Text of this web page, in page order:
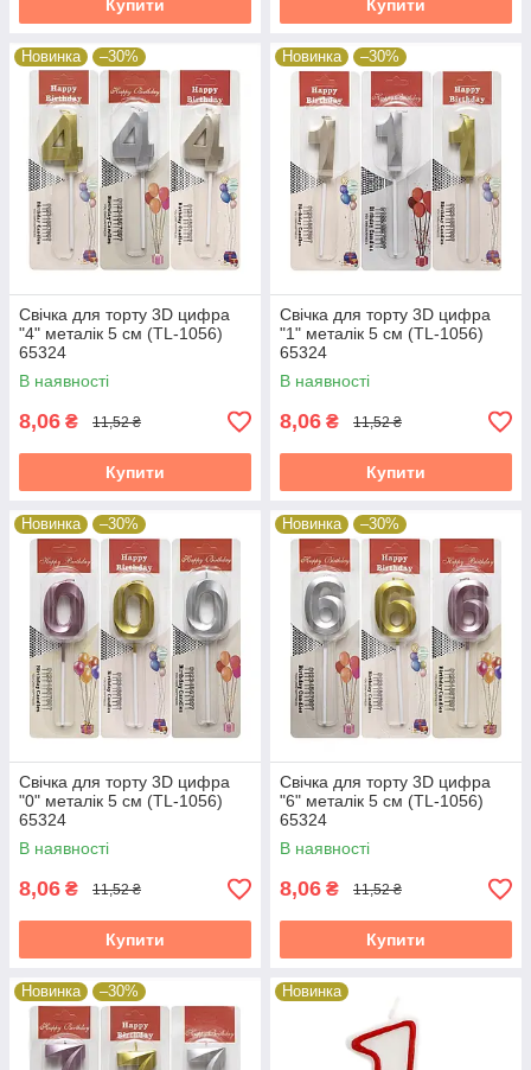
Купити Купити
Новинка –30%
Свічка для торту 3D цифра
"4" металік 5 см (TL-1056)
65324
В наявності
8,06 ₴ 11,52 ₴
Купити
Новинка –30%
Свічка для торту 3D цифра
"1" металік 5 см (TL-1056)
65324
В наявності
8,06 ₴ 11,52 ₴
Купити
Новинка –30%
Свічка для торту 3D цифра
"0" металік 5 см (TL-1056)
65324
В наявності
8,06 ₴ 11,52 ₴
Купити
Новинка –30%
Свічка для торту 3D цифра
"6" металік 5 см (TL-1056)
65324
В наявності
8,06 ₴ 11,52 ₴
Купити
Новинка –30% Новинка